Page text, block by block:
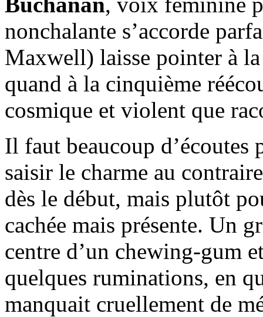
nonchalante s’accorde
Maxwell) laisse pointer à
quand à la cinquième
cosmique et violent que
Il faut beaucoup d’écoutes
saisir le charme au
dès le début, mais plutôt
cachée mais présente. Un
centre d’un chewing-gum
quelques ruminations, en
manquait cruellement de